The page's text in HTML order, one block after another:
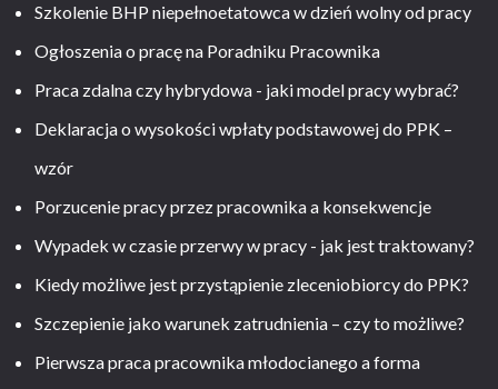
Szkolenie BHP niepełnoetatowca w dzień wolny od pracy
Ogłoszenia o pracę na Poradniku Pracownika
Praca zdalna czy hybrydowa - jaki model pracy wybrać?
Deklaracja o wysokości wpłaty podstawowej do PPK –
wzór
Porzucenie pracy przez pracownika a konsekwencje
Wypadek w czasie przerwy w pracy - jak jest traktowany?
Kiedy możliwe jest przystąpienie zleceniobiorcy do PPK?
Szczepienie jako warunek zatrudnienia – czy to możliwe?
Pierwsza praca pracownika młodocianego a forma